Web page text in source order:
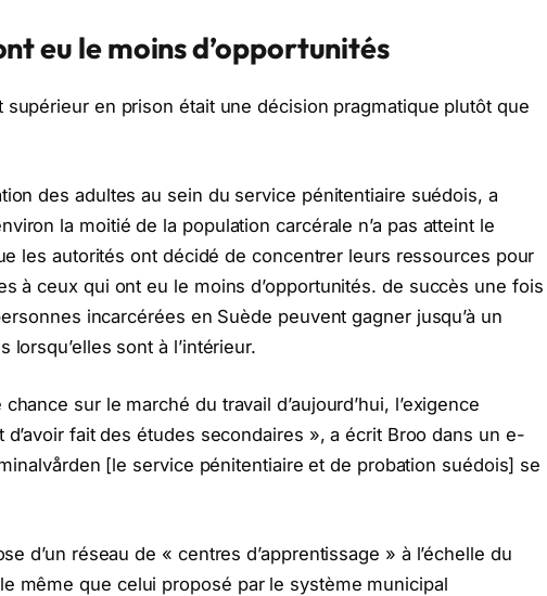
eu le moins d’opportunités
supérieur en prison était une décision pragmatique plutôt que
des adultes au sein du service pénitentiaire suédois, a
la moitié de la population carcérale n’a pas atteint le
les autorités ont décidé de concentrer leurs ressources pour
à ceux qui ont eu le moins d’opportunités. de succès une fois
incarcérées en Suède peuvent gagner jusqu’à un
lorsqu’elles sont à l’intérieur.
sur le marché du travail d’aujourd’hui, l’exigence
fait des études secondaires », a écrit Broo dans un e-
[le service pénitentiaire et de probation suédois] se
d’un réseau de « centres d’apprentissage » à l’échelle du
même que celui proposé par le système municipal